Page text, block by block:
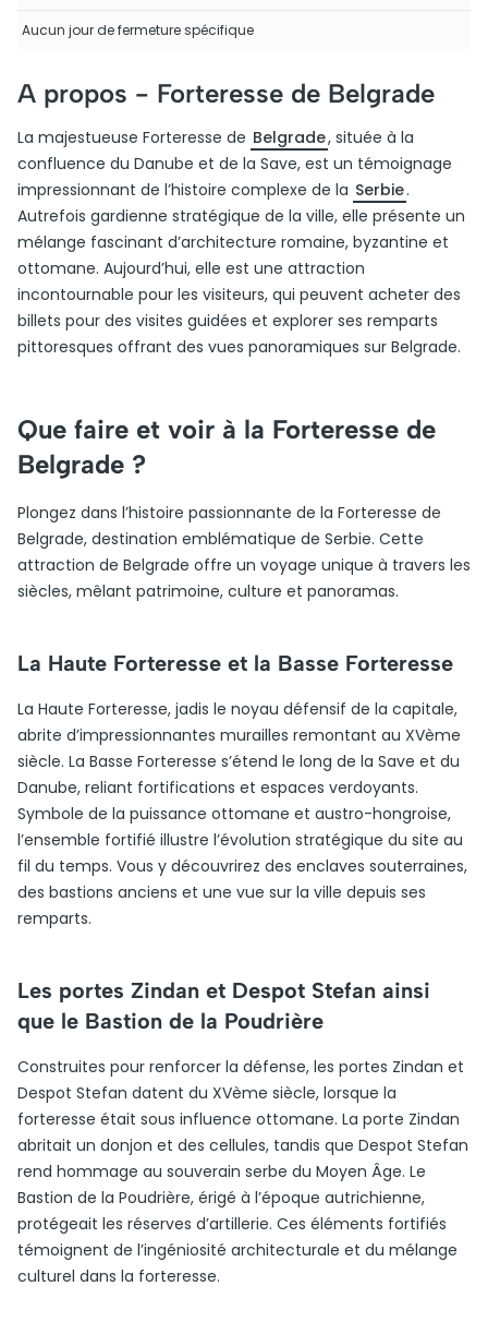
Aucun jour de fermeture spécifique
A propos - Forteresse de Belgrade
La majestueuse Forteresse de Belgrade, située à la
confluence du Danube et de la Save, est un témoignage
impressionnant de l’histoire complexe de la Serbie.
Autrefois gardienne stratégique de la ville, elle présente un
mélange fascinant d’architecture romaine, byzantine et
ottomane. Aujourd’hui, elle est une attraction
incontournable pour les visiteurs, qui peuvent acheter des
billets pour des visites guidées et explorer ses remparts
pittoresques offrant des vues panoramiques sur Belgrade.
Que faire et voir à la Forteresse de
Belgrade ?
Plongez dans l’histoire passionnante de la Forteresse de
Belgrade, destination emblématique de Serbie. Cette
attraction de Belgrade offre un voyage unique à travers les
siècles, mêlant patrimoine, culture et panoramas.
La Haute Forteresse et la Basse Forteresse
La Haute Forteresse, jadis le noyau défensif de la capitale,
abrite d’impressionnantes murailles remontant au XVème
siècle. La Basse Forteresse s’étend le long de la Save et du
Danube, reliant fortifications et espaces verdoyants.
Symbole de la puissance ottomane et austro-hongroise,
l’ensemble fortifié illustre l’évolution stratégique du site au
fil du temps. Vous y découvrirez des enclaves souterraines,
des bastions anciens et une vue sur la ville depuis ses
remparts.
Les portes Zindan et Despot Stefan ainsi
que le Bastion de la Poudrière
Construites pour renforcer la défense, les portes Zindan et
Despot Stefan datent du XVème siècle, lorsque la
forteresse était sous influence ottomane. La porte Zindan
abritait un donjon et des cellules, tandis que Despot Stefan
rend hommage au souverain serbe du Moyen Âge. Le
Bastion de la Poudrière, érigé à l’époque autrichienne,
protégeait les réserves d’artillerie. Ces éléments fortifiés
témoignent de l’ingéniosité architecturale et du mélange
culturel dans la forteresse.